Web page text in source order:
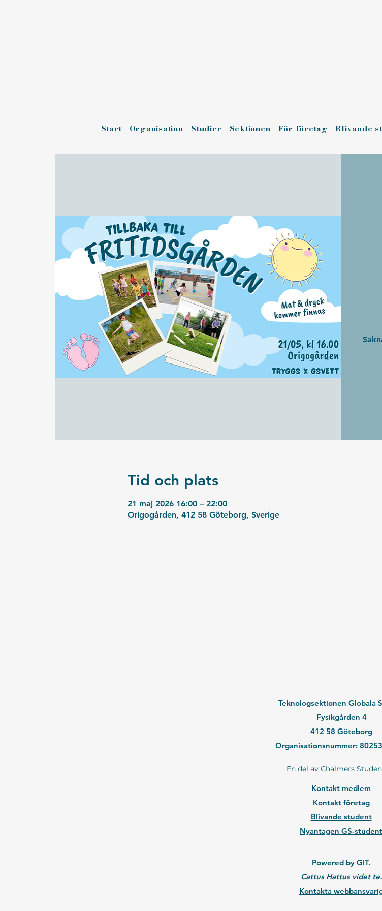
Start Organisation Studier Sektionen För företag Blivande
Tid och plats
21 maj 2026 16:00 – 22:00
Origogården, 412 58 Göteborg, Sverige
Teknologsektionen Globala
Fysikgården 4
412 58 Göteborg
Organisationsnummer:
En del av Chalmers
Kontakt medlem
Kontakt företag
Blivande student
Nyantagen GS-student
Powered by GIT.
Cattus Hattus videt te.
Kontakta